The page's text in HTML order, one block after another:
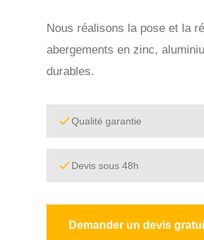
Nous réalisons la pose et la
abergements en zinc,
durables.
Qualité garantie
Devis sous 48h
Demander un devis